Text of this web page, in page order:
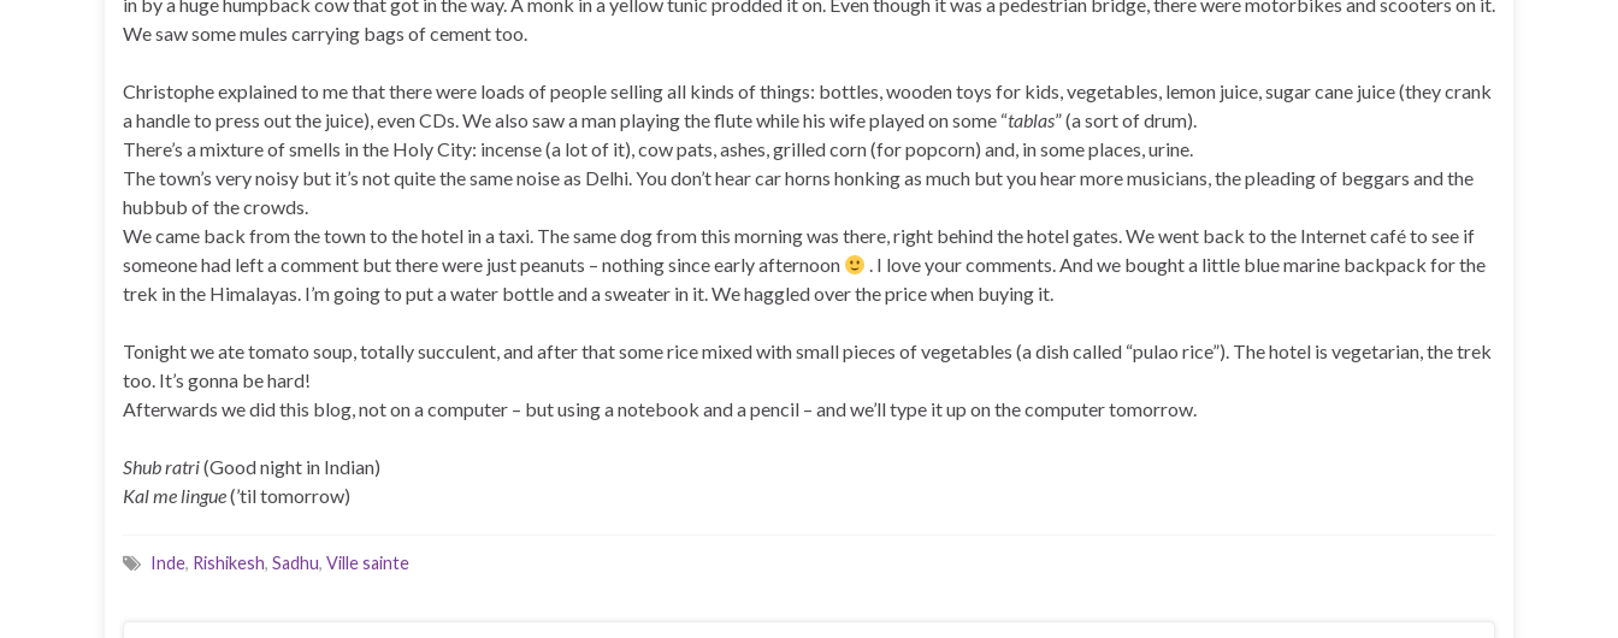
We saw some mules carrying bags of cement too.
Christophe explained to me that there were loads of people selling all kinds of things: bottles, wooden toys for kids, vegetables, lemon juice, sugar cane juice (they crank
a handle to press out the juice), even CDs. We also saw a man playing the flute while his wife played on some “tablas” (a sort of drum).
There’s a mixture of smells in the Holy City: incense (a lot of it), cow pats, ashes, grilled corn (for popcorn) and, in some places, urine.
The town’s very noisy but it’s not quite the same noise as Delhi. You don’t hear car horns honking as much but you hear more musicians, the pleading of beggars and the
hubbub of the crowds.
We came back from the town to the hotel in a taxi. The same dog from this morning was there, right behind the hotel gates. We went back to the Internet café to see if
someone had left a comment but there were just peanuts – nothing since early afternoon
. I love your comments. And we bought a little blue marine backpack for the
trek in the Himalayas. I’m going to put a water bottle and a sweater in it. We haggled over the price when buying it.
Tonight we ate tomato soup, totally succulent, and after that some rice mixed with small pieces of vegetables (a dish called “pulao rice”). The hotel is vegetarian, the trek
too. It’s gonna be hard!
Afterwards we did this blog, not on a computer – but using a notebook and a pencil – and we’ll type it up on the computer tomorrow.
Shub ratri(Good night in Indian)
Kal me lingue(’til tomorrow)
Inde, Rishikesh, Sadhu, Ville sainte